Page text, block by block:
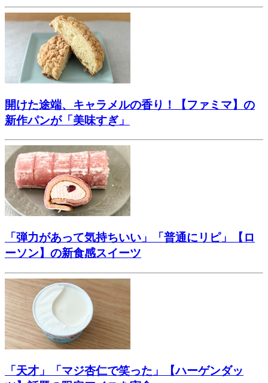
開けた途端、キャラメルの香り！【ファミマ】の
新作パンが「美味すぎ」
「弾力があって気持ちいい」「普通にリピ」【ロ
ーソン】の新食感スイーツ
「天才」「マジ杏仁で笑った」【ハーゲンダッ